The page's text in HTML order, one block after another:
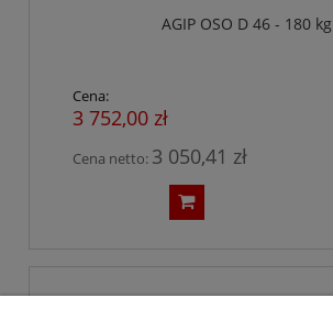
AGIP OSO D 46 - 180 kg
Cena:
3 752,00 zł
Cena netto: 3 050,41 zł